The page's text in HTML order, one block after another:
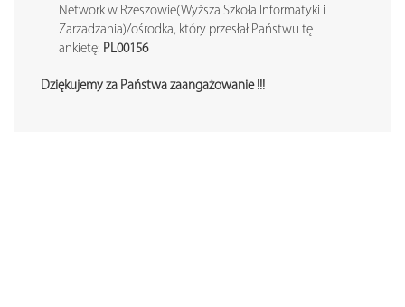
Network w Rzeszowie(Wyższa Szkoła Informatyki i
Zarzadzania)/ośrodka, który przesłał Państwu tę
ankietę: PL00156
Dziękujemy za Państwa zaangażowanie !!!